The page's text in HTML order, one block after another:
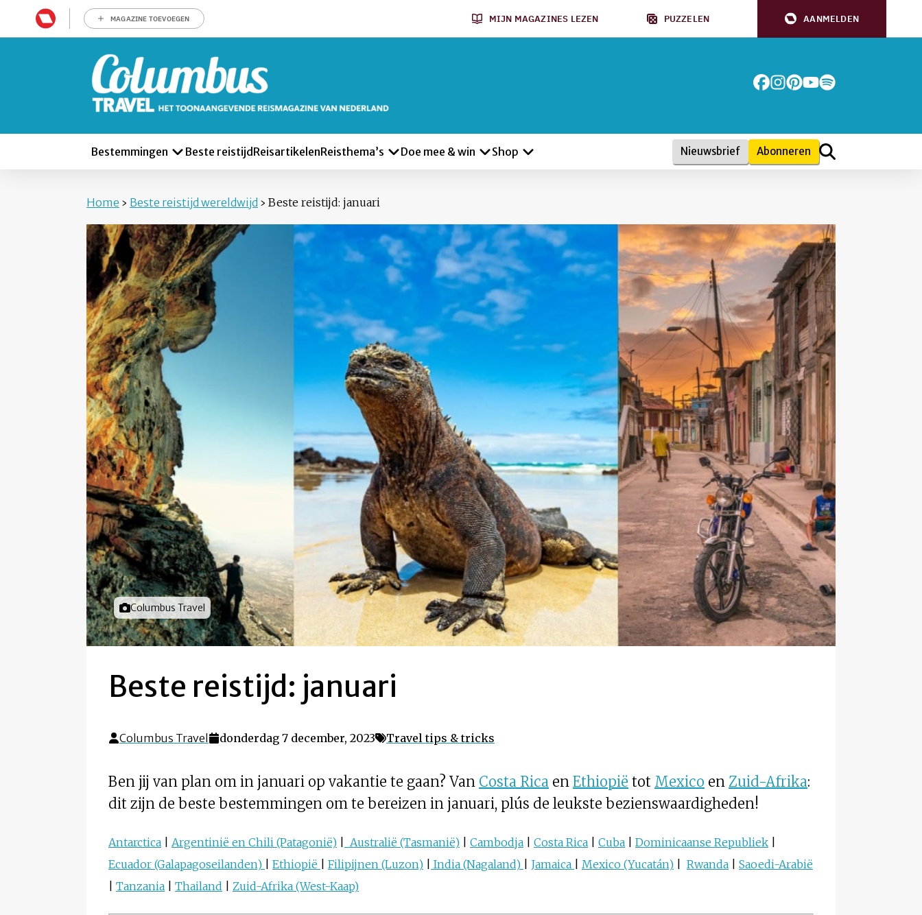
MAGAZINE TOEVOEGEN MIJN MAGAZINES LEZEN PUZZELEN AANMELDEN
Bestemmingen Beste reistijd ReisartikelenReisthema’s Doe mee & win Shop Nieuwsbrief Abonneren
Home › Beste reistijd wereldwijd › Beste reistijd: januari
Foto door
Columbus Travel
Beste reistijd: januari
Columbus Travel donderdag 7 december, 2023 Travel tips & tricks
Ben jij van plan om in januari op vakantie te gaan? Van Costa Rica en Ethiopië tot Mexico en Zuid-Afrika:
dit zijn de beste bestemmingen om te bereizen in januari, plús de leukste bezienswaardigheden!
Antarctica Argentinië en Chili (Patagonië) Australië (Tasmanië) Cambodja Costa Rica Cuba Dominicaanse Republiek
Ecuador (Galapagoseilanden)
Ethiopië Filipijnen (Luzon) India (Nagaland) Jamaica Mexico (Yucatán) Rwanda
Saoedi-Arabië
Tanzania Thailand Zuid-Afrika (West-Kaap)